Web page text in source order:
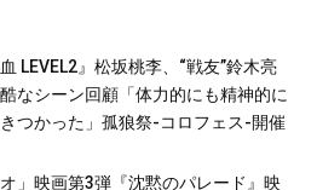
血 LEVEL2』松坂桃李、“戦友”鈴木亮
なシーン回顧「体力的にも精神的に
つかった」孤狼祭-コロフェス-開催
オ」映画第3弾『沈黙のパレード』映